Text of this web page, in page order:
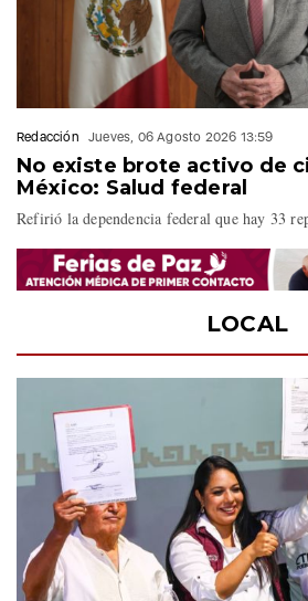
Redacción Jueves, 06 Agosto 2026 13:59
No existe brote activo de
México: Salud federal
Refirió la dependencia federal que hay 33
LOCAL